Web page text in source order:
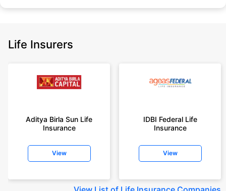
Policybazaar does not endorse, rate or recommend any particular insurer
+On the basis of your profile
years of age, rounded off to nearest 10
insurance for an 18 year-old male, non-smoker, with no pre-existing
diseases, cover upto 30 years of age rounded off to nearest 10
old male, non-smoker, with no pre-existing diseases, cover upto 30 years
Life Insurers
Aditya Birla Sun Life
Insurance
View
IDBI Federal Life
Insurance
View